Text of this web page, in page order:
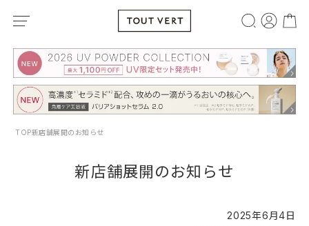
TOP新店舗展開のお知らせ
新店舗展開のお知らせ
2025年6月4日